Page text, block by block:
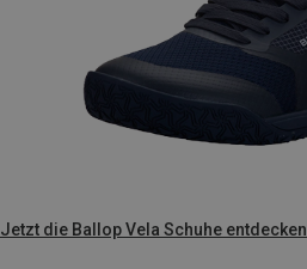
Jetzt die Ballop Vela Schuhe entdecken